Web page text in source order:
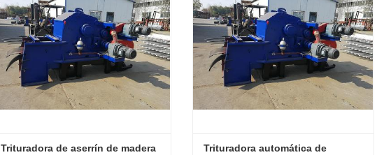
Trituradora de aserrín de madera
Trituradora automática de